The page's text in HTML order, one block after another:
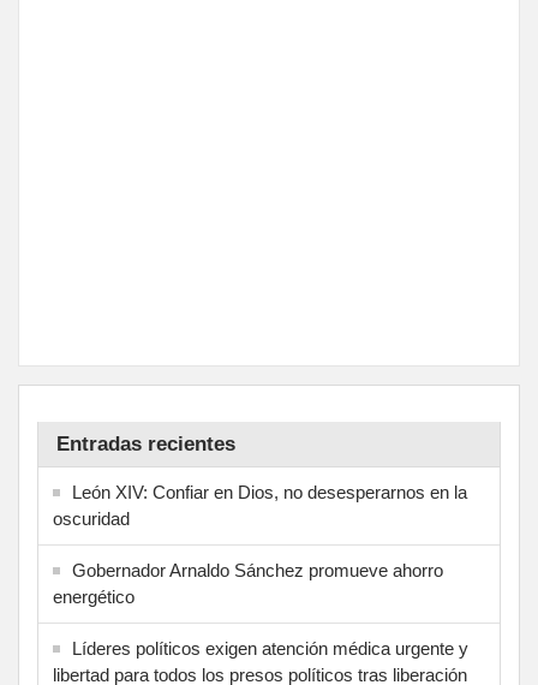
Entradas recientes
León XIV: Confiar en Dios, no desesperarnos en la
oscuridad
Gobernador Arnaldo Sánchez promueve ahorro
energético
Líderes políticos exigen atención médica urgente y
libertad para todos los presos políticos tras liberación